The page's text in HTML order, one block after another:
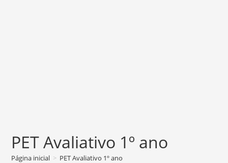
PET Avaliativo 1º ano
Página inicial > PET Avaliativo 1º ano